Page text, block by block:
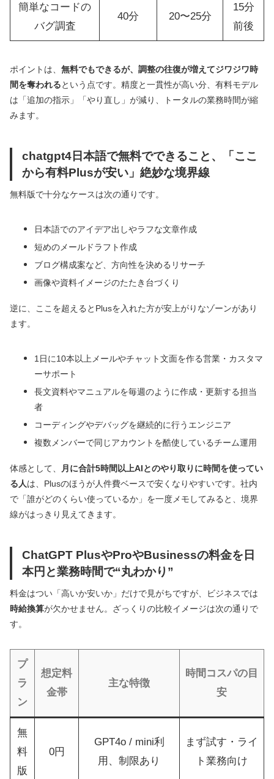
簡単なコードの
バグ調査
40分 20〜25分
15分
前後
ポイントは、 無料でもできるが、調整の往復が増えてジワジワ時
間を奪われるという点です。精度と一貫性が高い分、有料モデル
は「追加の指示」「やり直し」が減り、トータルの業務時間が縮
みます。
chatgpt4日本語で無料でできること、「ここ
から有料Plusが安い」絶妙な境界線
無料版で十分なケースは次の通りです。
日本語でのアイデア出しやラフな文章作成
短めのメールドラフト作成
ブログ構成案など、方向性を決めるリサーチ
画像や資料イメージのたたき台づくり
逆に、ここを超えるとPlusを入れた方が安上がりなゾーンがあり
ます。
1日に10本以上メールやチャット文面を作る営業・カスタマ
ーサポート
長文資料やマニュアルを毎週のように作成・更新する担当
者
コーディングやデバッグを継続的に行うエンジニア
複数メンバーで同じアカウントを酷使しているチーム運用
体感として、
月に合計5時間以上AIとのやり取りに時間を使ってい
る人は、Plusのほうが人件費ベースで安くなりやすいです。社内
で「誰がどのくらい使っているか」を一度メモしてみると、境界
線がはっきり見えてきます。
ChatGPT PlusやProやBusinessの料金を日
本円と業務時間で“丸わかり”
料金はつい「高いか安いか」だけで見がちですが、ビジネスでは
時給換算が欠かせません。ざっくりの比較イメージは次の通りで
す。
プ
ラ
ン
想定料
金帯
主な特徴
時間コスパの目
安
無
料
版
0円
GPT4o / mini利
用、制限あり
まず試す・ライ
ト業務向け